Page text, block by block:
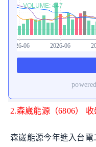
2.森崴能源（6806）
森崴能源今年進入台